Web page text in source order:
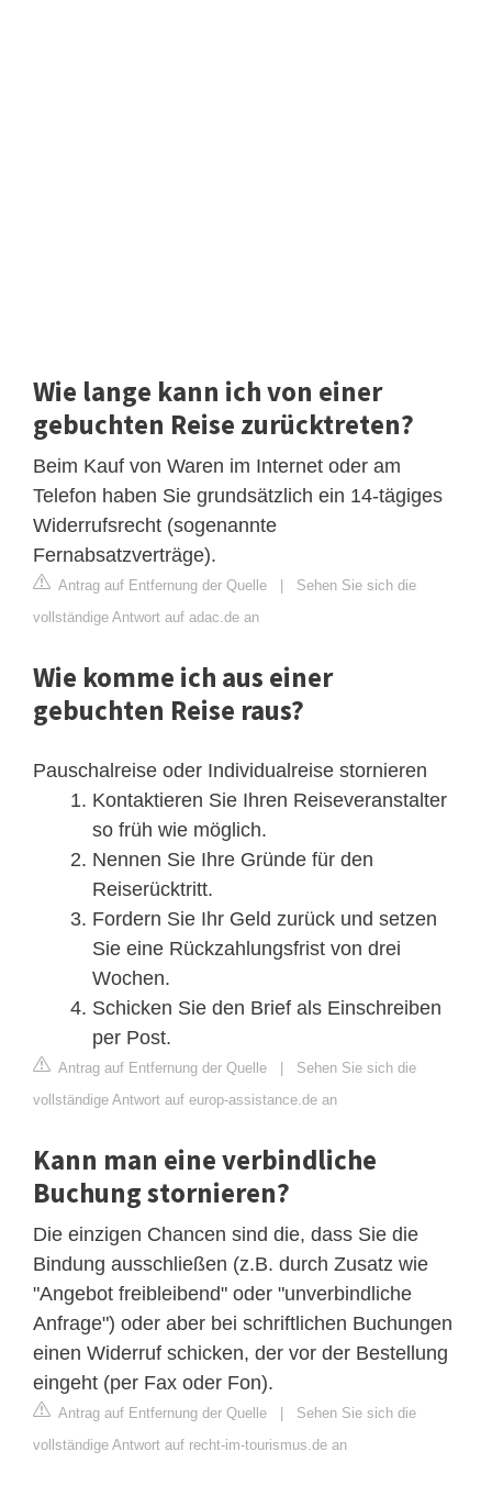
Wie lange kann ich von einer
gebuchten Reise zurücktreten?
Beim Kauf von Waren im Internet oder am
Telefon haben Sie grundsätzlich ein 14-tägiges
Widerrufsrecht (sogenannte
Fernabsatzverträge).
Antrag auf Entfernung der Quelle | Sehen Sie sich die
vollständige Antwort auf adac.de an
Wie komme ich aus einer
gebuchten Reise raus?
Pauschalreise oder Individualreise stornieren
Kontaktieren Sie Ihren Reiseveranstalter
so früh wie möglich.
Nennen Sie Ihre Gründe für den
Reiserücktritt.
Fordern Sie Ihr Geld zurück und setzen
Sie eine Rückzahlungsfrist von drei
Wochen.
Schicken Sie den Brief als Einschreiben
per Post.
Antrag auf Entfernung der Quelle | Sehen Sie sich die
vollständige Antwort auf europ-assistance.de an
Kann man eine verbindliche
Buchung stornieren?
Die einzigen Chancen sind die, dass Sie die
Bindung ausschließen (z.B. durch Zusatz wie
"Angebot freibleibend" oder "unverbindliche
Anfrage") oder aber bei schriftlichen Buchungen
einen Widerruf schicken, der vor der Bestellung
eingeht (per Fax oder Fon).
Antrag auf Entfernung der Quelle | Sehen Sie sich die
vollständige Antwort auf recht-im-tourismus.de an